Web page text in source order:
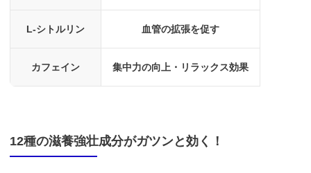
L-シトルリン 血管の拡張を促す
カフェイン 集中力の向上・リラックス効果
12種の滋養強壮成分がガツンと効く！